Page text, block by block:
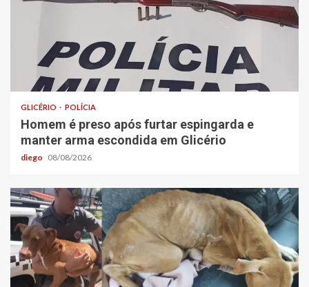
GLICÉRIO POLÍCIA
Homem é preso após furtar espingarda e
manter arma escondida em Glicério
diego 08/08/2026